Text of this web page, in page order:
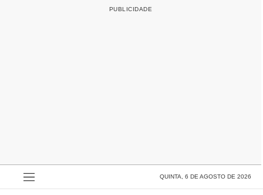
QUINTA, 6 DE AGOSTO DE 2026